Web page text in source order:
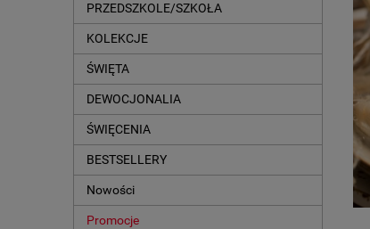
PRZEDSZKOLE/SZKOŁA
KOLEKCJE
ŚWIĘTA
DEWOCJONALIA
ŚWIĘCENIA
BESTSELLERY
Nowości
Promocje